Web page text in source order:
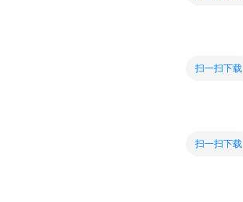
扫一扫下载
扫一扫下载